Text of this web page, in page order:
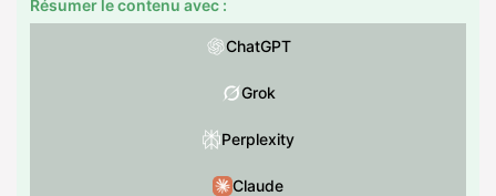
Résumer le contenu avec :
ChatGPT
Grok
Perplexity
Claude